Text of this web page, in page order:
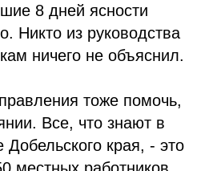
8 дней ясности
Никто из руководства
ничего не объяснил.
тоже помочь,
Все, что знают в
Добельского края, - это